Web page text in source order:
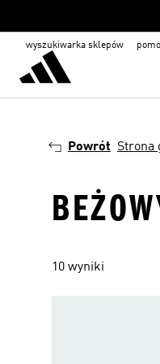
wyszukiwarka sklepów
Powrót Strona
10 wyniki